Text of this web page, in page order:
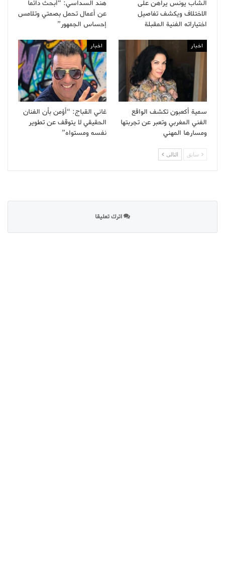
الشاب يونس يراهن على
الاختلاف ويكشف تفاصيل
اختياراته الفنية المقبلة
هند السداسي: “أبحث دائما
عن أعمال تحمل بصمتي وتلامس
إحساس الجمهور”
اخبار
سمية أكعبون تكشف الواقع
الفني المغربي وتعبر عن تجربتها
ومسارها المهني
اخبار
غاني القباج: “أؤمن بأن الفنان
الحقيقي لا يتوقف عن تطوير
نفسه ومستواه”
سابق التالى
اترك تعليقا